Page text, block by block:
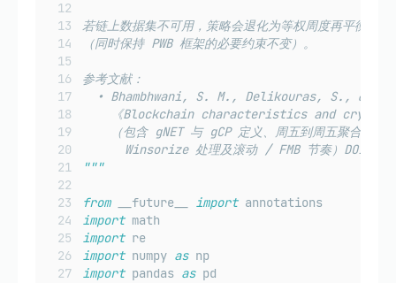
若链上数据集不可用，策略会退化为等权周度再平衡
（同时保持 PWB 框架的必要约束不变）。
参考文献：
• Bhambhwani, S. M., Delikouras, S., &
《Blockchain characteristics and
（包含 gNET 与 gCP 定义、周五到周五聚合方式
Winsorize 处理及滚动 / FMB 节奏）DOI/
"""
from __future__ import annotations
import math
import re
import numpy as np
import pandas as pd